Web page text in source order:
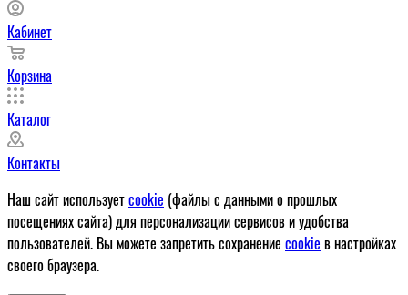
Кабинет
Корзина
Каталог
Контакты
Наш сайт используетcookie (файлы с данными о прошлых
посещениях сайта) для персонализации сервисов и удобства
пользователей. Вы можете запретить сохранение cookie в настройках
своего браузера.